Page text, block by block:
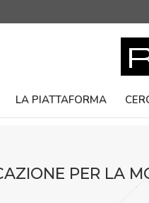
LA PIATTAFORMA
PER LA